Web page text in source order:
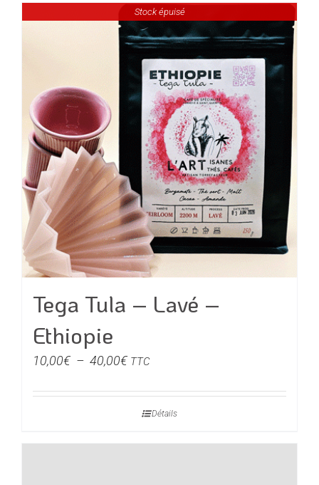
46,00€
plusieurs
variations.
options
peuvent
être
choisies
sur
la
page
du
produit
Stock épuisé
Tega Tula – Lavé –
Ethiopie
10,00€ – 40,00€Plage
prix :
10,00€
TTC
Détails